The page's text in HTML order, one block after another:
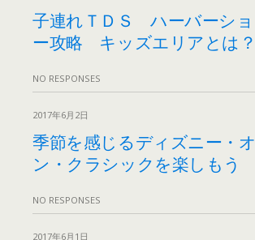
子連れＴＤＳ ハーバーショ
ー攻略 キッズエリアとは？
NO RESPONSES
2017年6月2日
季節を感じるディズニー・オ
ン・クラシックを楽しもう
NO RESPONSES
2017年6月1日